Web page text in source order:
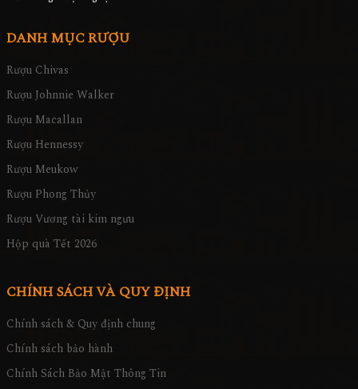
DANH MỤC RƯỢU
Rượu Chivas
Rượu Johnnie Walker
Rượu Macallan
Rượu Hennessy
Rượu Meukow
Rượu Phong Thủy
Rượu Vương tài kim ngưu
Hộp quà Tết 2026
CHÍNH SÁCH VÀ QUY ĐỊNH
Chính sách & Quy định chung
Chính sách bảo hành
Chính Sách Bảo Mật Thông Tin